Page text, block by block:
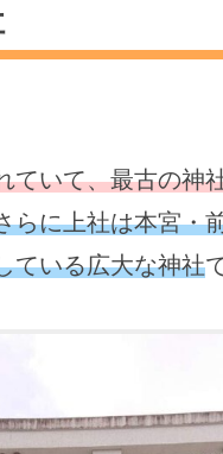
ていて、最古の神
らに上社は本宮・
ている広大な神社